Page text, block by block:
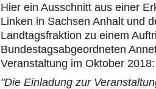
Hier ein Ausschnitt aus einer
Linken in Sachsen Anhalt und
Landtagsfraktion zu einem
Bundestagsabgeordneten
Veranstaltung im Oktober 2018:
"Die Einladung zur